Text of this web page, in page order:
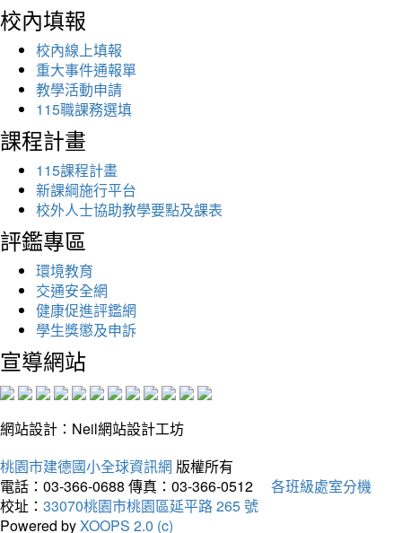
校內填報
校內線上填報
重大事件通報單
教學活動申請
115職課務選填
課程計畫
115課程計畫
新課綱施行平台
校外人士協助教學要點及課表
評鑑專區
環境教育
交通安全網
健康促進評鑑網
學生獎懲及申訴
宣導網站
網站設計：Neil網站設計工坊
桃園市建德國小全球資訊網 版權所有
電話：03-366-0688 傳真：03-366-0512
各班級處室分機
校址： 33070桃園市桃園區延平路 265 號
Powered byXOOPS 2.0 (c)